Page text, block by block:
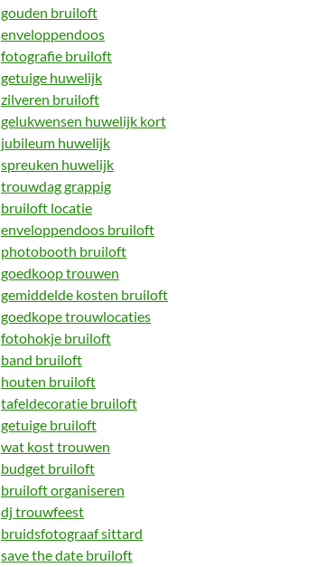
gouden bruiloft
enveloppendoos
fotografie bruiloft
getuige huwelijk
zilveren bruiloft
gelukwensen huwelijk kort
jubileum huwelijk
spreuken huwelijk
trouwdag grappig
bruiloft locatie
enveloppendoos bruiloft
photobooth bruiloft
goedkoop trouwen
gemiddelde kosten bruiloft
goedkope trouwlocaties
fotohokje bruiloft
band bruiloft
houten bruiloft
tafeldecoratie bruiloft
getuige bruiloft
wat kost trouwen
budget bruiloft
bruiloft organiseren
dj trouwfeest
bruidsfotograaf sittard
save the date bruiloft